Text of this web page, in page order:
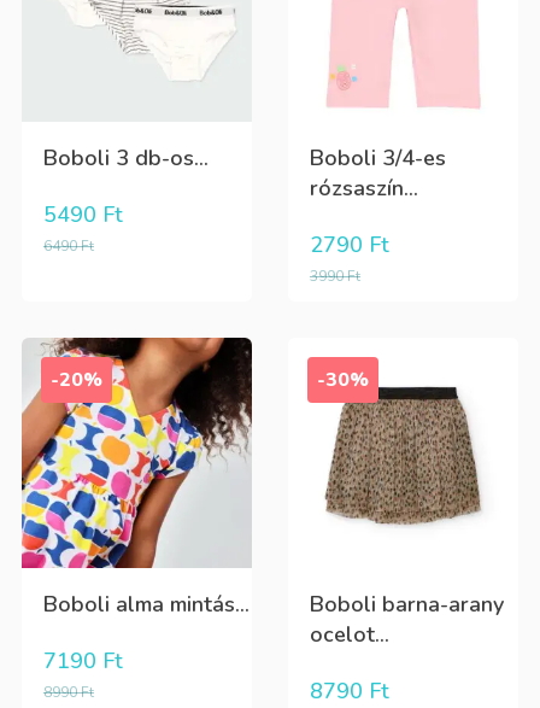
Boboli 3 db-os...
6490Ft
5490 Ft
Boboli 3/4-es
rózsaszín...
3990Ft
2790 Ft
-20%
Boboli alma mintás...
8990Ft
7190 Ft
-30%
Boboli barna-arany
ocelot...
8790 Ft